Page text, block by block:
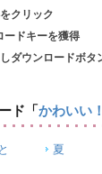
クリック
ードキーを獲得
ダウンロードボタ
ド 「 かわいい
夏